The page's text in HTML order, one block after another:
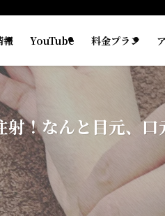
せください。
報 YouTube 料金プラン
！なんと目元、